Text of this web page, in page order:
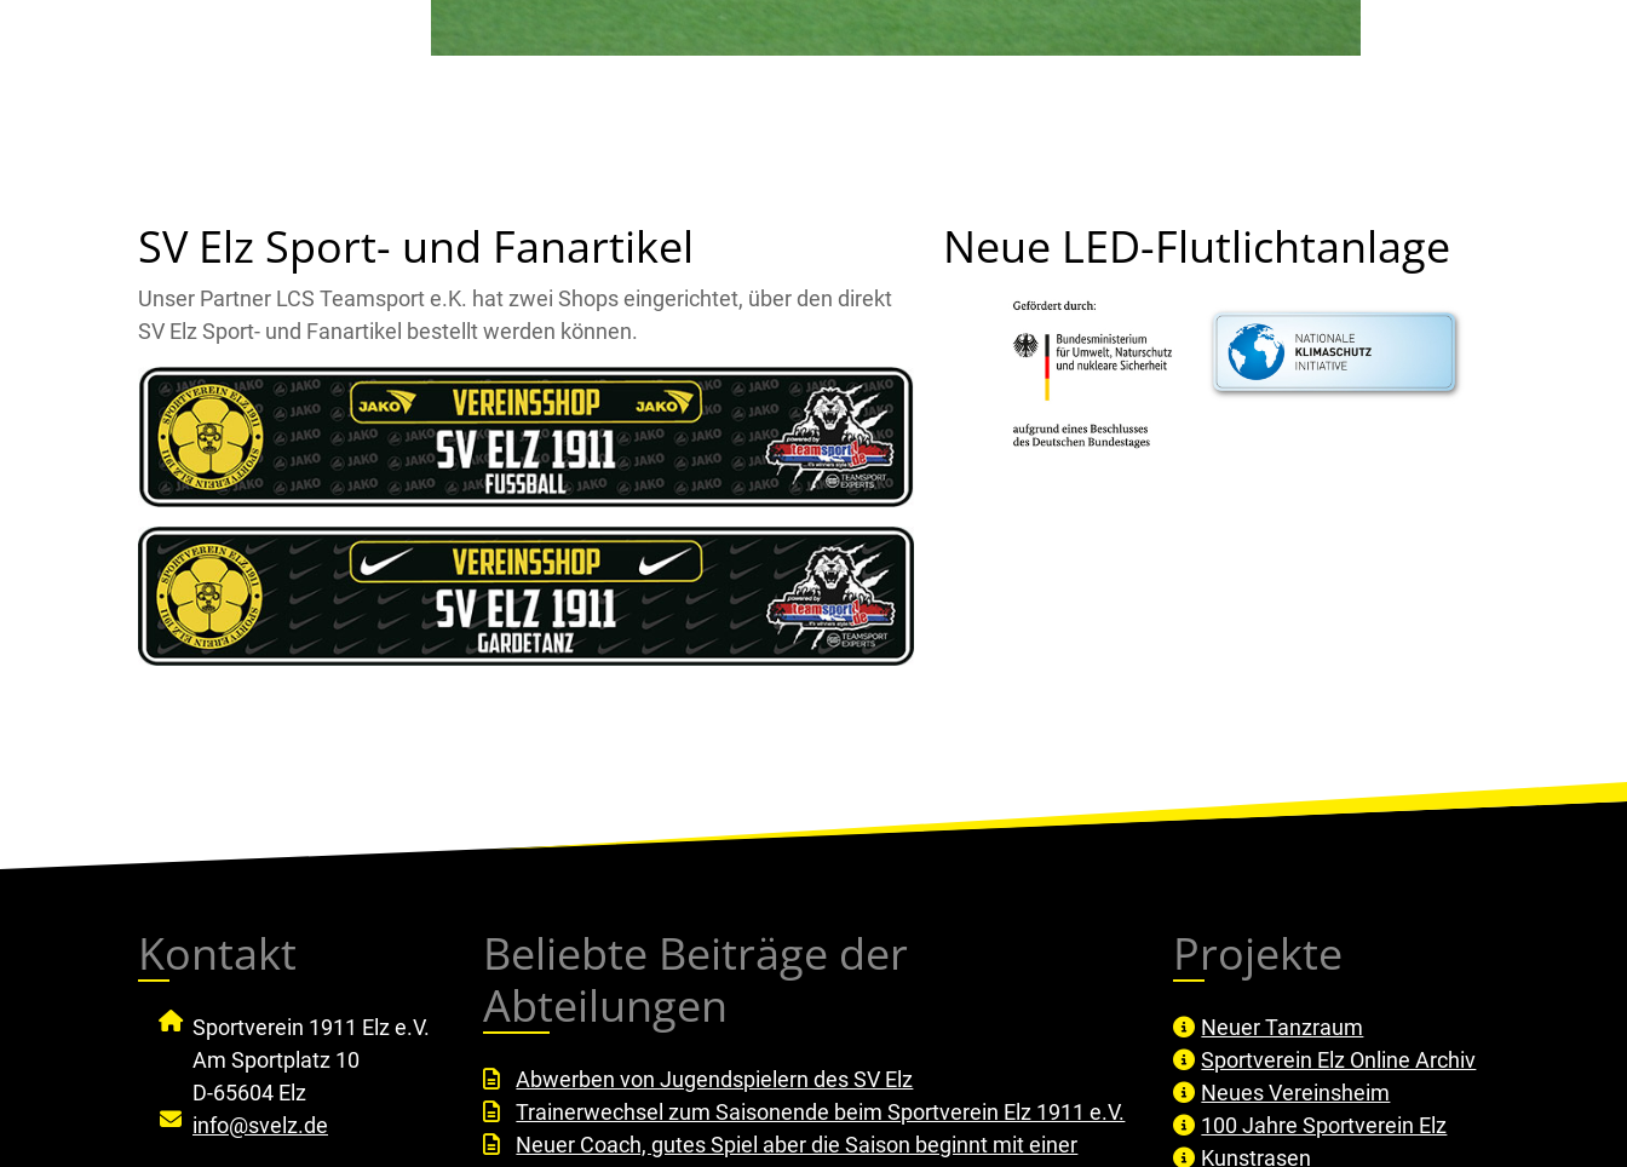
SV Elz Sport- und Fanartikel
Unser Partner LCS Teamsport e.K. hat zwei Shops eingerichtet, über den direkt
SV Elz Sport- und Fanartikel bestellt werden können.
Neue LED-Flutlichtanlage
Kontakt
Sportverein 1911 Elz e.V.
Am Sportplatz 10
D-65604 Elz
info@svelz.de
Beliebte Beiträge der
Abteilungen
Abwerben von Jugendspielern des SV Elz
Trainerwechsel zum Saisonende beim Sportverein Elz 1911 e.V.
Neuer Coach, gutes Spiel aber die Saison beginnt mit einer
Projekte
Neuer Tanzraum
Sportverein Elz Online Archiv
Neues Vereinsheim
100 Jahre Sportverein Elz
Kunstrasen